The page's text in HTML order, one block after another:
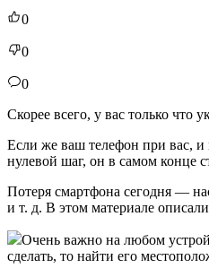
0
0
0
Скорее всего, у вас только что
Если же ваш телефон при вас, и
нулевой шаг, он в самом конце
Потеря смартфона сегодня —
и т. д. В этом материале
Очень важно на любом
сделать, то найти его